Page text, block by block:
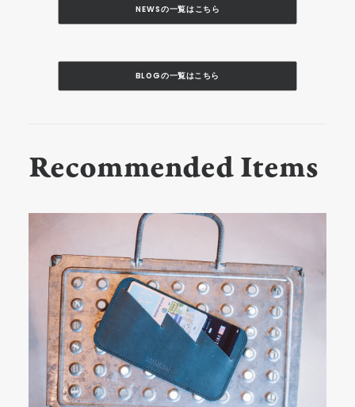
NEWSの一覧はこちら
BLOGの一覧はこちら
Recommended Items